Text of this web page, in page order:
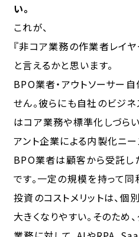
い。
これが、
『非コア業務の作業者レイ
と言えるかと思います。
BPO業者・アウトソーサー
せん。彼らにも自社のビジ
はコア業務や標準化しづら
アント企業による内製化ニ
BPO業者は顧客から受託
です。一定の規模を持って
投資のコストメリットは、個
大きくなりやすい。そのため